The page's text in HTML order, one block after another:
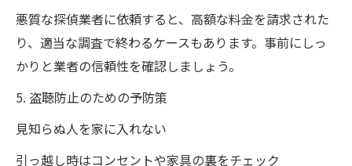
悪質な探偵業者に依頼すると、高額な料金を請求された
り、適当な調査で終わるケースもあります。事前にしっ
かりと業者の信頼性を確認しましょう。
5. 盗聴防止のための予防策
見知らぬ人を家に入れない
引っ越し時はコンセントや家具の裏をチェック